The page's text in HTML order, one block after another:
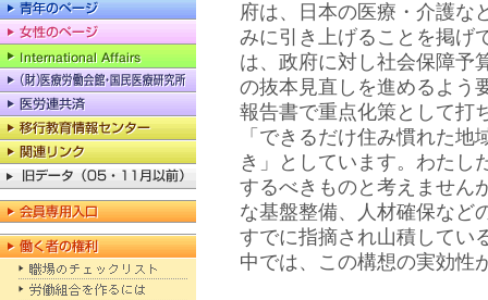
府は、日本の医療・介護な
みに引き上げることを掲げ
は、政府に対し社会保障予
の抜本見直しを進めるよう
報告書で重点化策として打
「できるだけ住み慣れた
き」としています。わたし
するべきものと考えません
な基盤整備、人材確保など
すでに指摘され山積してい
中では、この構想の実効性